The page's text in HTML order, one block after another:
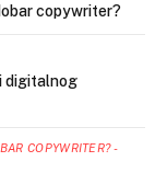
copywriter?
digitalnog
COPYWRITER? -